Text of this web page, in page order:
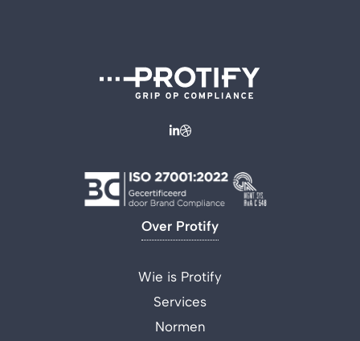
Over Protify
Wie is Protify
Services
Normen